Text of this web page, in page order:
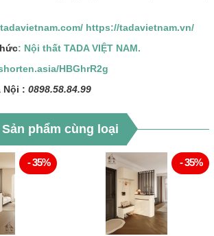
https://tadavietnam.vn/
: Nội thất TADA VIỆT NAM.
HBGhrR2g
Nội : 0898.58.84.99
Sản phẩm cùng loại
- 35% - 35%